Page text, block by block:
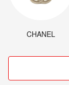
CHANEL